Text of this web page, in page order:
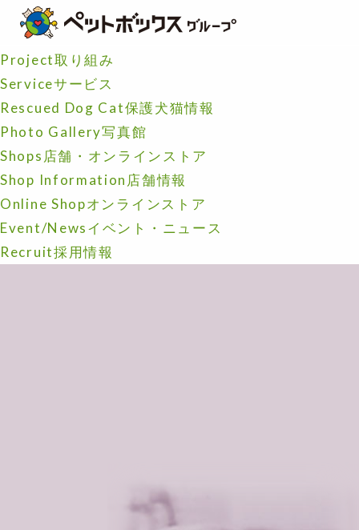
MENU
Homeホーム
Project取り組み
Serviceサービス
Rescued Dog Cat保護犬猫情報
Photo Gallery写真館
Shops 店舗・オンラインストア
Shop Information 店舗情報
Online Shopオンラインストア
Event/Newsイベント・ニュース
Recruit採用情報